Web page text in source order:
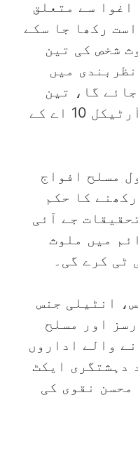
سے متعلق
رکھا جا سکے
شخص کی تین
میں
گا، تین
ماہ سے زائد نظربندی آرٹیکل 10 اے کے
مسلح افواج
کا حکم
جے آئی
میں ملوث
ٹی کرے گی۔
انٹیلی جنس
اور مسلح
والے اداروں
دہشتگری ایکٹ
محسن نقوی کی